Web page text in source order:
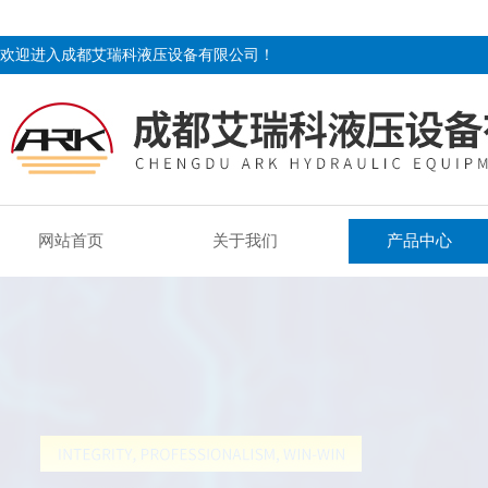
欢迎进入成都艾瑞科液压设备有限公司！
网站首页 关于我们 产品中心